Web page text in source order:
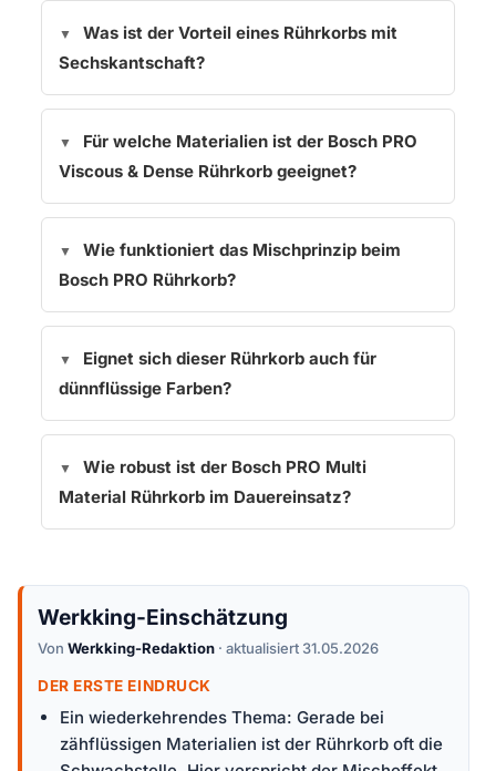
Was ist der Vorteil eines Rührkorbs mit
Sechskantschaft?
Für welche Materialien ist der Bosch PRO
Viscous & Dense Rührkorb geeignet?
Wie funktioniert das Mischprinzip beim
Bosch PRO Rührkorb?
Eignet sich dieser Rührkorb auch für
dünnflüssige Farben?
Wie robust ist der Bosch PRO Multi
Material Rührkorb im Dauereinsatz?
Werkking-Einschätzung
Von Werkking-Redaktion · aktualisiert 31.05.2026
DER ERSTE EINDRUCK
Ein wiederkehrendes Thema: Gerade bei
zähflüssigen Materialien ist der Rührkorb oft die